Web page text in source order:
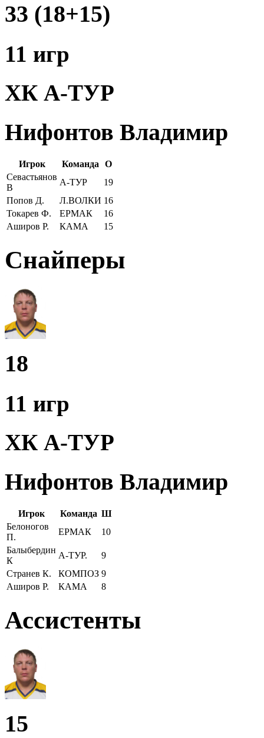
33 (18+15)
11 игр
ХК А-ТУР
Нифонтов Владимир
Игрок Команда
О
Севастьянов
В
А-ТУР
19
Попов Д.
Л.ВОЛКИ 16
Токарев Ф.
ЕРМАК
16
Аширов Р.
КАМА 15
Снайперы
18
11 игр
ХК А-ТУР
Нифонтов Владимир
Игрок Команда Ш
Белоногов
П.
ЕРМАК
10
Балыбердин
К
А-ТУР.
9
Странев К.
КОМПОЗ 9
Аширов Р.
КАМА 8
Ассистенты
15